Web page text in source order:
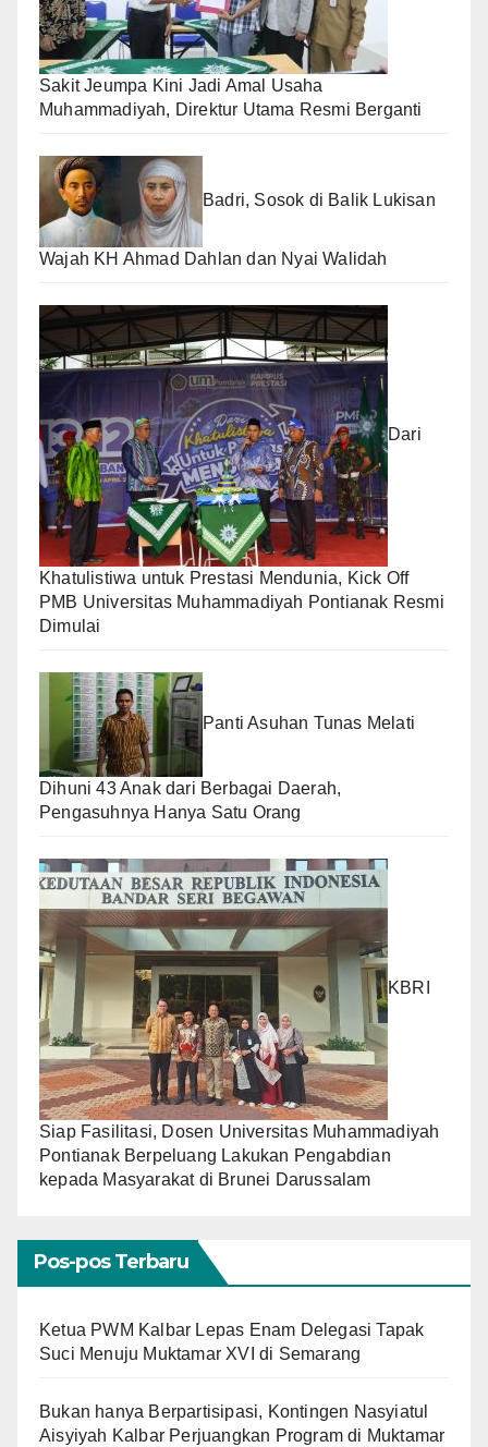
Sakit Jeumpa Kini Jadi Amal Usaha
Muhammadiyah, Direktur Utama Resmi Berganti
Badri, Sosok di Balik Lukisan
Wajah KH Ahmad Dahlan dan Nyai Walidah
Dari
Khatulistiwa untuk Prestasi Mendunia, Kick Off
PMB Universitas Muhammadiyah Pontianak Resmi
Dimulai
Panti Asuhan Tunas Melati
Dihuni 43 Anak dari Berbagai Daerah,
Pengasuhnya Hanya Satu Orang
KBRI
Siap Fasilitasi, Dosen Universitas Muhammadiyah
Pontianak Berpeluang Lakukan Pengabdian
kepada Masyarakat di Brunei Darussalam
Pos-pos Terbaru
Ketua PWM Kalbar Lepas Enam Delegasi Tapak
Suci Menuju Muktamar XVI di Semarang
Bukan hanya Berpartisipasi, Kontingen Nasyiatul
Aisyiyah Kalbar Perjuangkan Program di Muktamar